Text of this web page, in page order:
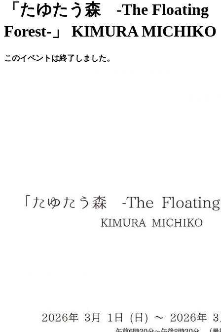
「たゆたう森 -The Floating
Forest-」 KIMURA MICHIKO
このイベントは終了しました。